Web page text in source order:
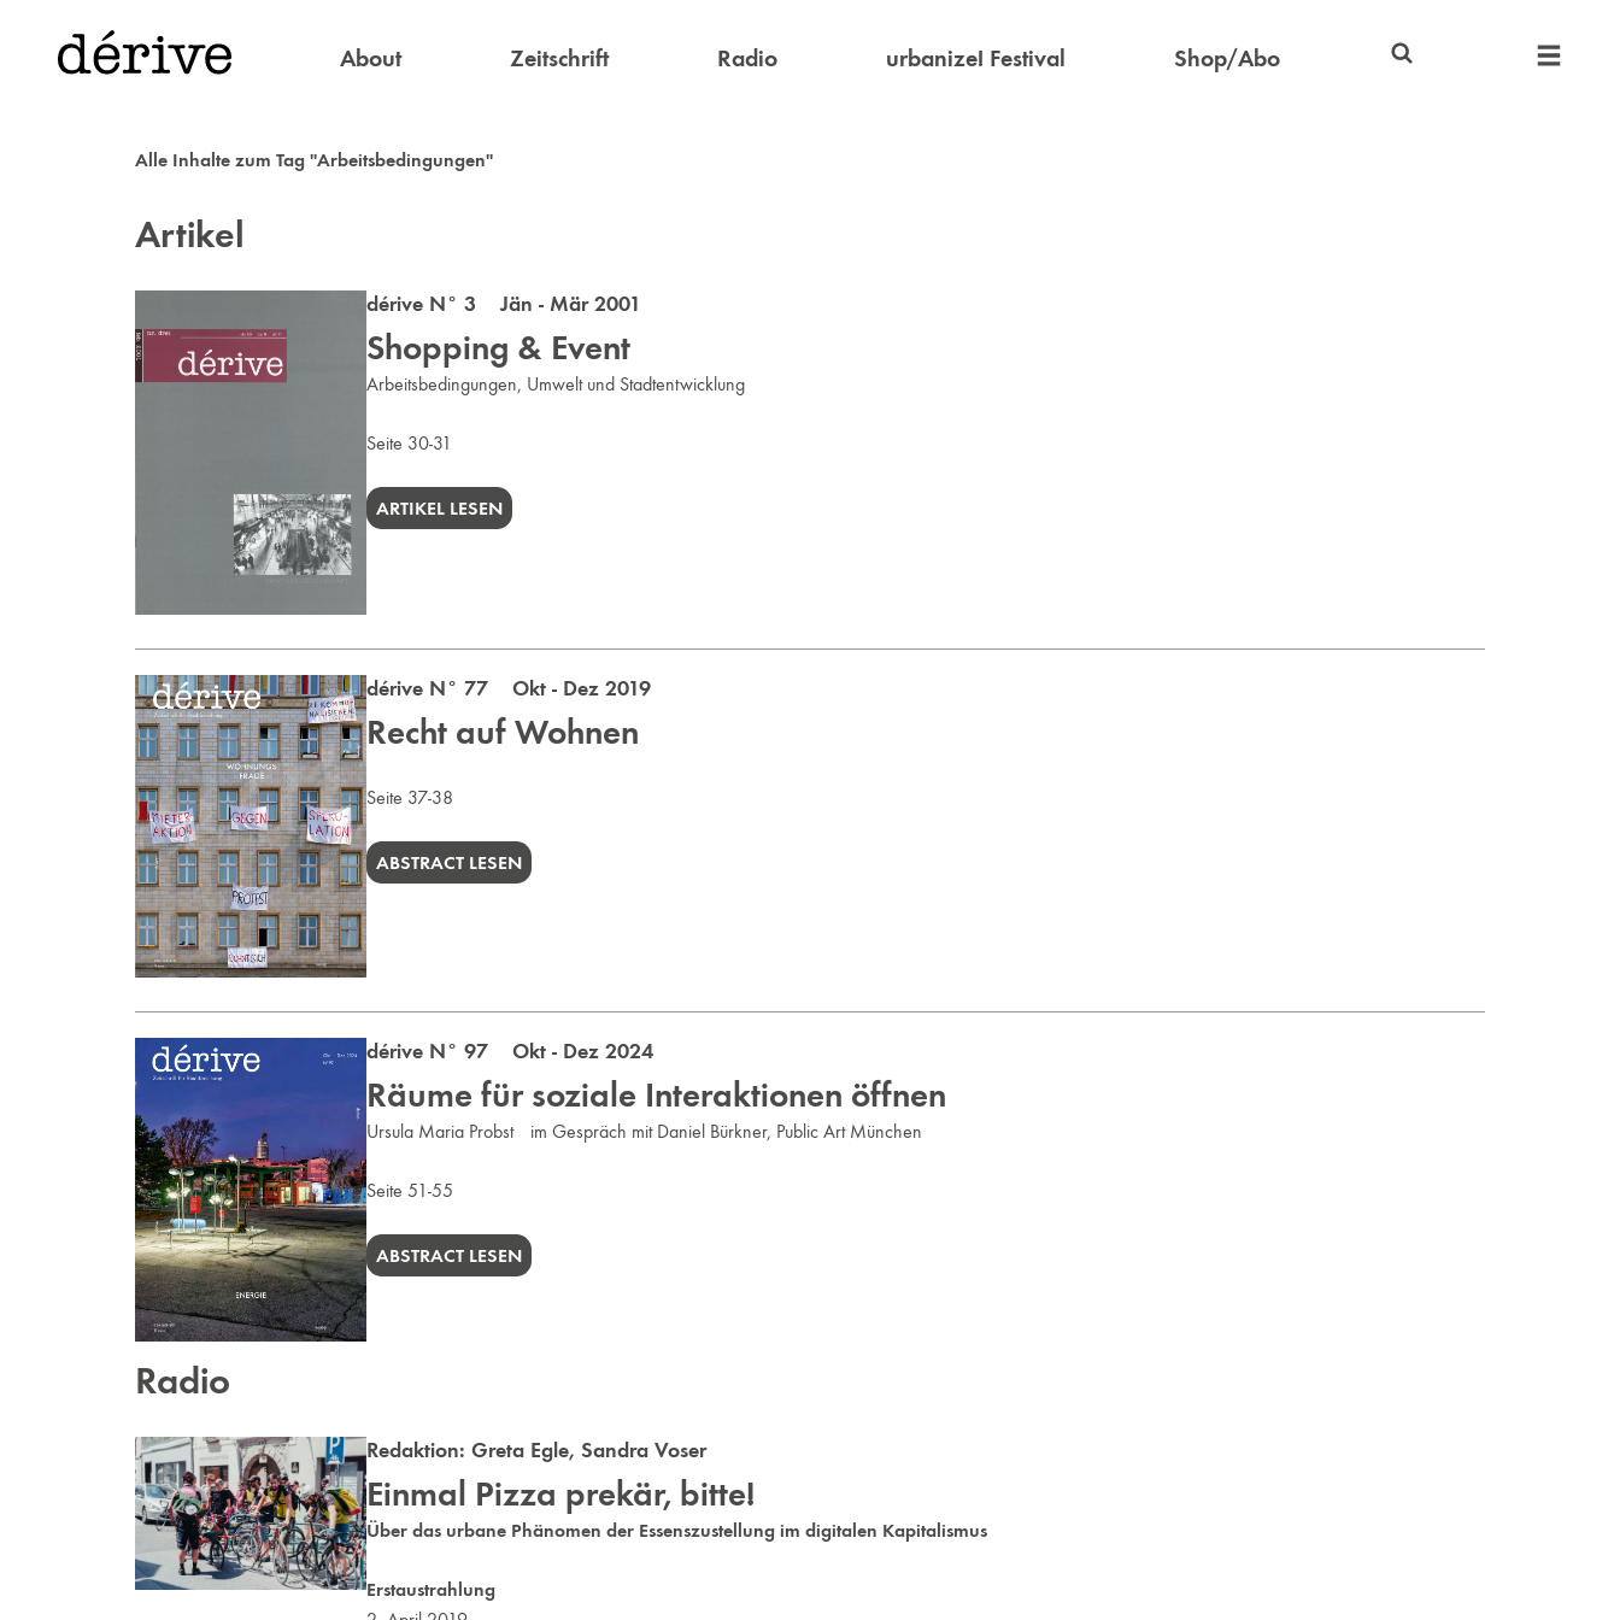
About Zeitschrift Radio urbanize! Festival Shop/Abo
Alle Inhalte zum Tag "Arbeitsbedingungen"
Artikel
dérive N° 3 Jän - Mär 2001
Shopping & Event
Arbeitsbedingungen, Umwelt und Stadtentwicklung
Seite 30-31
ARTIKEL LESEN
dérive N° 77 Okt - Dez 2019
Recht auf Wohnen
Seite 37-38
ABSTRACT LESEN
dérive N° 97 Okt - Dez 2024
Räume für soziale Interaktionen öffnen
Ursula Maria Probst im Gespräch mit Daniel Bürkner, Public Art München
Seite 51-55
ABSTRACT LESEN
Radio
Redaktion: Greta Egle, Sandra Voser
Einmal Pizza prekär, bitte!
Über das urbane Phänomen der Essenszustellung im digitalen Kapitalismus
Erstaustrahlung